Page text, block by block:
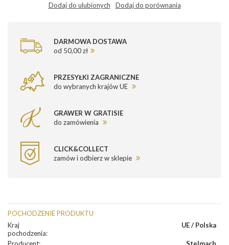
Dodaj do ulubionych Dodaj do porównania
DARMOWA DOSTAWA
od 50,00 zł
PRZESYŁKI ZAGRANICZNE
do wybranych krajów UE
GRAWER W GRATISIE
do zamówienia
CLICK&COLLECT
zamów i odbierz w sklepie
POCHODZENIE PRODUKTU
Kraj
pochodzenia:
UE / Polska
Producent: Stelmach